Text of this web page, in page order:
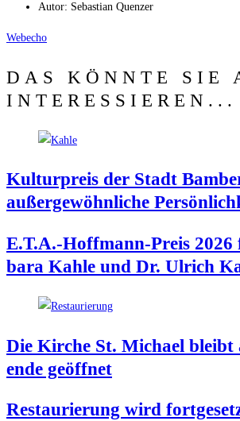
Autor: Sebas­ti­an Quenzer
Web­echo
DAS KÖNNTE SIE
INTERESSIEREN...
Kul­tur­preis der Stadt
außer­ge­wöhn­li­che
E.T.A.-Hoffmann-Preis
ba­ra Kah­le und Dr. Ulrich
Die Kir­che St. Micha­el
en­de geöffnet
Restau­rie­rung wird